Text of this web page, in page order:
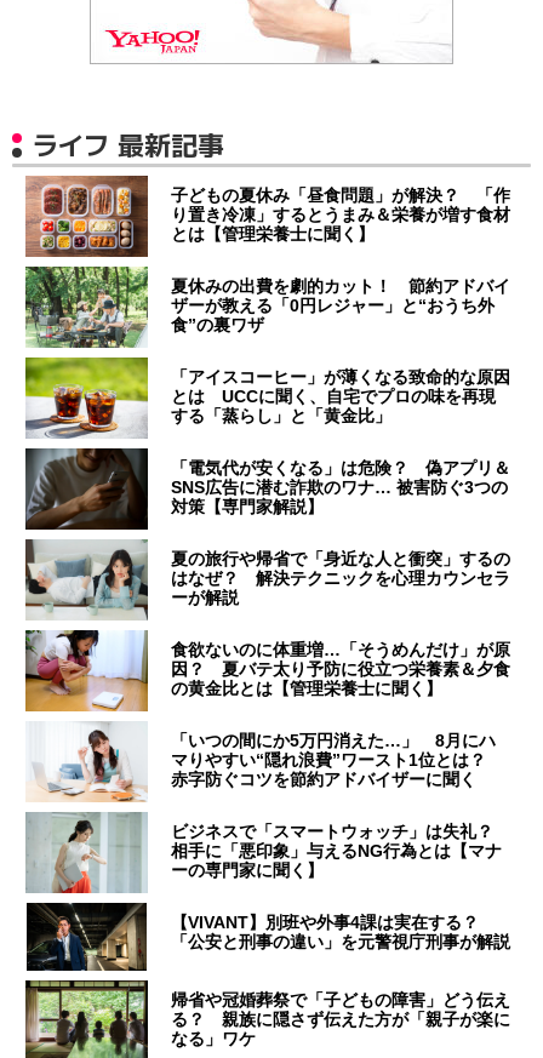
ライフ 最新記事
子どもの夏休み「昼食問題」が解決？ 「作
り置き冷凍」するとうまみ＆栄養が増す食材
とは【管理栄養士に聞く】
夏休みの出費を劇的カット！ 節約アドバイ
ザーが教える「0円レジャー」と“おうち外
食”の裏ワザ
「アイスコーヒー」が薄くなる致命的な原因
とは UCCに聞く、自宅でプロの味を再現
する「蒸らし」と「黄金比」
「電気代が安くなる」は危険？ 偽アプリ＆
SNS広告に潜む詐欺のワナ… 被害防ぐ3つの
対策【専門家解説】
夏の旅行や帰省で「身近な人と衝突」するの
はなぜ？ 解決テクニックを心理カウンセラ
ーが解説
食欲ないのに体重増…「そうめんだけ」が原
因？ 夏バテ太り予防に役立つ栄養素＆夕食
の黄金比とは【管理栄養士に聞く】
「いつの間にか5万円消えた…」 8月にハ
マりやすい“隠れ浪費”ワースト1位とは？
赤字防ぐコツを節約アドバイザーに聞く
ビジネスで「スマートウォッチ」は失礼？
相手に「悪印象」与えるNG行為とは【マナ
ーの専門家に聞く】
【VIVANT】別班や外事4課は実在する？
「公安と刑事の違い」を元警視庁刑事が解説
帰省や冠婚葬祭で「子どもの障害」どう伝え
る？ 親族に隠さず伝えた方が「親子が楽に
なる」ワケ